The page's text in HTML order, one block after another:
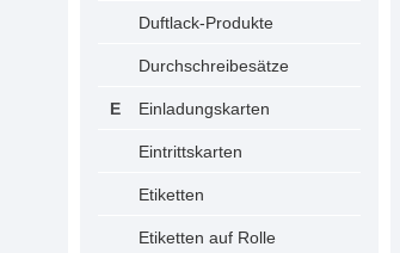
Duftlack-Produkte
Durchschreibesätze
Einladungskarten
Eintrittskarten
Etiketten
Etiketten auf Rolle